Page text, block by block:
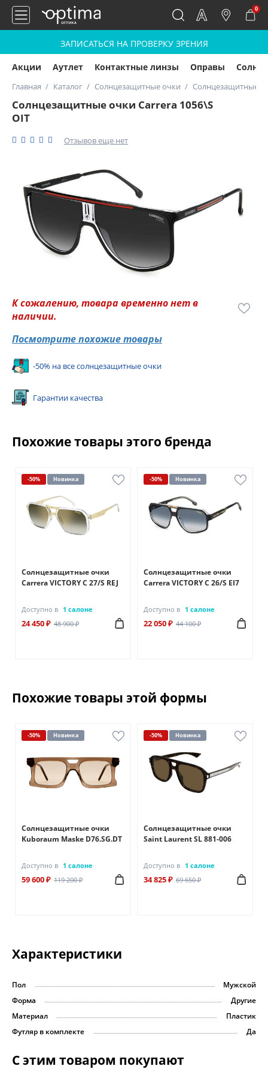
0
ЗАПИСАТЬСЯ НА ПРОВЕРКУ ЗРЕНИЯ
Акции Аутлет Контактные линзы Оправы
Главная Каталог Солнцезащитные очки Солнцезащитные
Солнцезащитные очки Carrera 1056\S
OIT
Отзывов еще нет
К сожалению, товара временно нет в
наличии.
Посмотрите похожие товары
-50% на все солнцезащитные очки
Гарантии качества
Похожие товары этого бренда
-50% Новинка
Солнцезащитные очки
Carrera VICTORY C 27/S REJ
Доступно в 1 салоне
24 450 ₽ 48 900 ₽
-50% Новинка
Солнцезащитные очки
Carrera VICTORY C 26/S EI7
Доступно в 1 салоне
22 050 ₽ 44 100 ₽
Похожие товары этой формы
-50% Новинка
Солнцезащитные очки
Kuboraum Maske D76.SG.DT
Доступно в 1 салоне
59 600 ₽ 119 200 ₽
-50% Новинка
Солнцезащитные очки
Saint Laurent SL 881-006
Доступно в 1 салоне
34 825 ₽ 69 650 ₽
Характеристики
Пол
Мужской
Форма
Другие
Материал
Пластик
Футляр в комплекте
Да
С этим товаром покупают